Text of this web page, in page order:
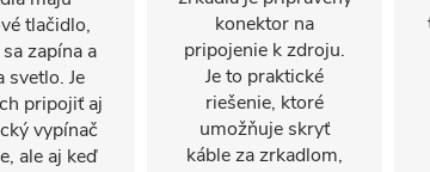
tlačidlo,
zapína a
svetlo. Je
pripojiť aj
vypínač
ale aj keď
konektor na
pripojenie k zdroju.
Je to praktické
riešenie, ktoré
umožňuje skryť
káble za zrkadlom,